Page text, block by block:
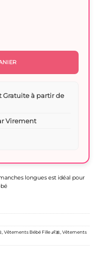
longues est idéal pour
biologique
Gratuite à partir de
Virement
,Vêtements Bébé Fille 👶🎀,Vêtements